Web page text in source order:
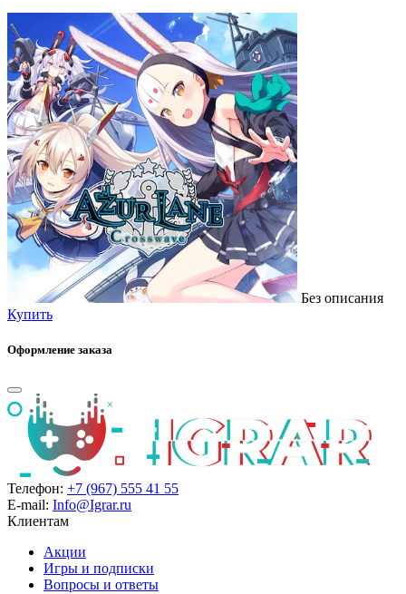
Без описания
Купить
Оформление заказа
Телефон: +7 (967) 555 41 55
E-mail: Info@Igrar.ru
Клиентам
Акции
Игры и подписки
Вопросы и ответы